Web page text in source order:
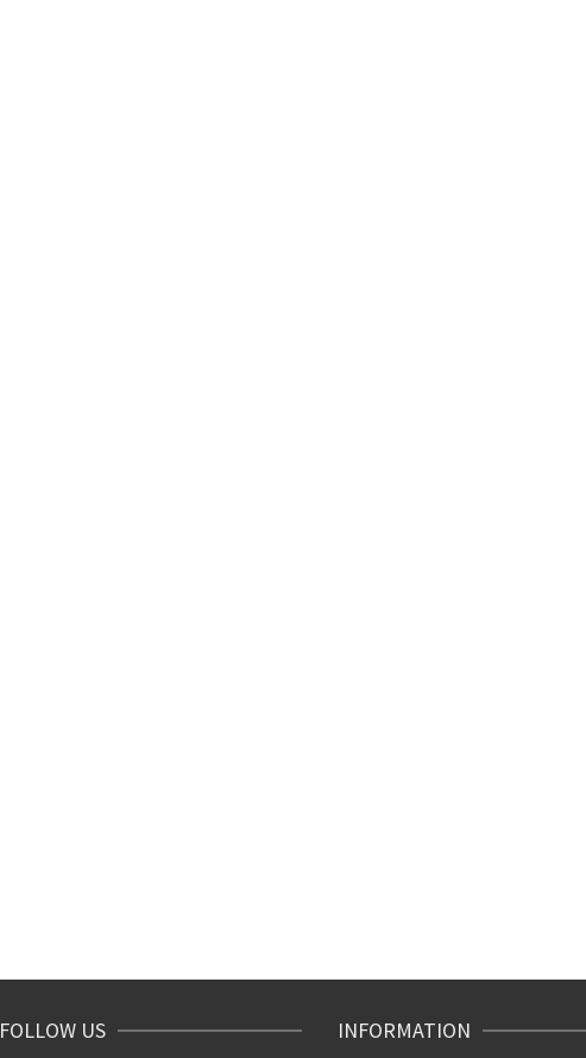
FOLLOW US INFORMATION